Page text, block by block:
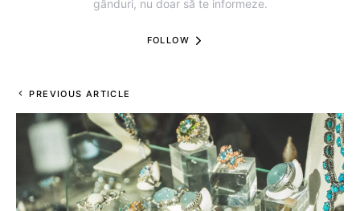
gânduri, nu doar să te informeze.
FOLLOW
PREVIOUS ARTICLE